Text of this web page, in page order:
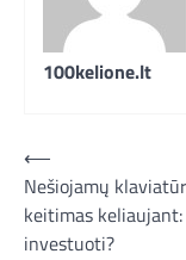
100kelione.lt
Navigacija
tarp
įrašų
⟵
Nešiojamų
keitimas
investuoti?